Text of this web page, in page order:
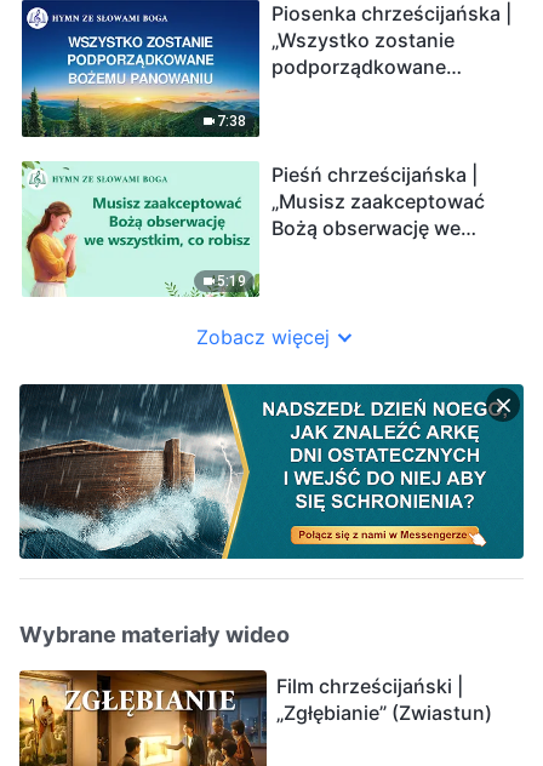
7:38
Piosenka chrześcijańska |
„Wszystko zostanie
podporządkowane
5:19
Pieśń chrześcijańska |
„Musisz zaakceptować
Bożą obserwację we
Zobacz więcej
Wybrane materiały wideo
Film chrześcijański |
„Zgłębianie” (Zwiastun)